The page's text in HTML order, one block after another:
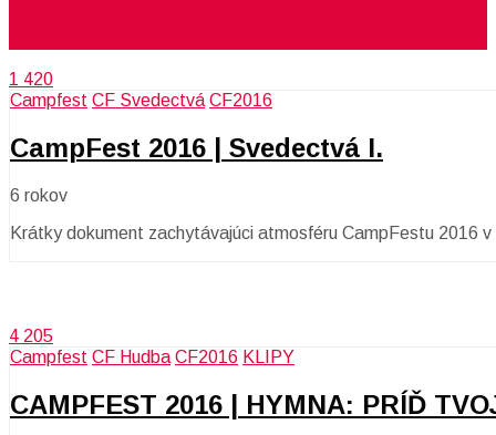
1 420
Campfest CF Svedectvá CF2016
CampFest 2016 | Svedectvá I.
6 rokov
Krátky dokument zachytávajúci atmosféru CampFestu 2016
4 205
Campfest CF Hudba CF2016 KLIPY
CAMPFEST 2016 | HYMNA: PRÍĎ